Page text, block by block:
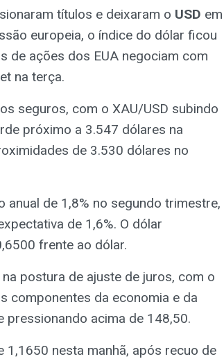
títulos e deixaram o USD em
europeia, o índice do dólar ficou
de ações dos EUA negociam com
na terça.
seguros, com o XAU/USD subindo
próximo a 3.547 dólares na
de 3.530 dólares no
de 1,8% no segundo trimestre,
de 1,6%. O dólar
frente ao dólar.
postura de ajuste de juros, com o
componentes da economia e da
pressionando acima de 148,50.
nesta manhã, após recuo de